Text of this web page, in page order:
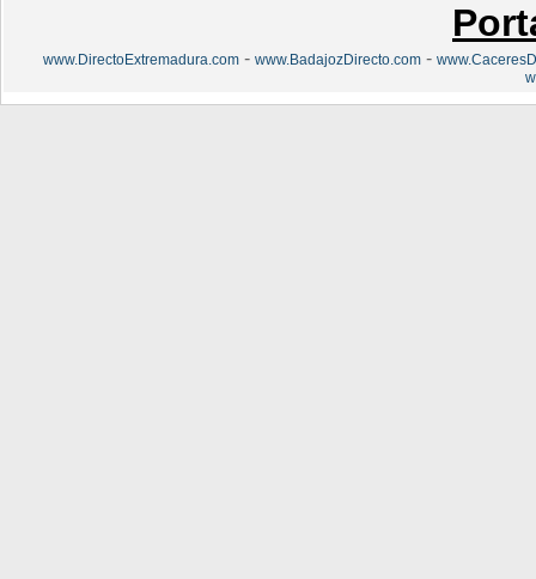
www.DirectoExtremadura.com - www.BadajozDirecto.com -